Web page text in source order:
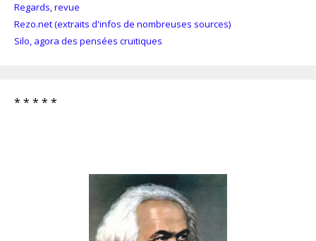
Regards, revue
Rezo.net (extraits d'infos de nombreuses sources)
Silo, agora des pensées cruitiques
* * * * *